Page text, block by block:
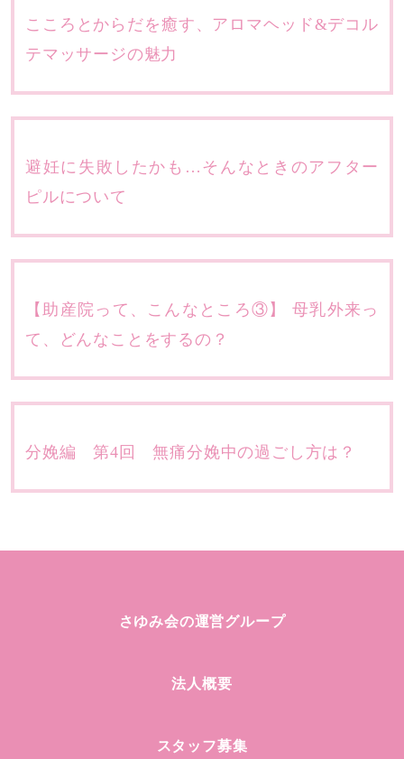
こころとからだを癒す、アロマヘッド&デコル
テマッサージの魅力
避妊に失敗したかも…そんなときのアフター
ピルについて
【助産院って、こんなところ③】 母乳外来っ
て、どんなことをするの？
分娩編 第4回 無痛分娩中の過ごし方は？
さゆみ会の運営グループ
法人概要
スタッフ募集